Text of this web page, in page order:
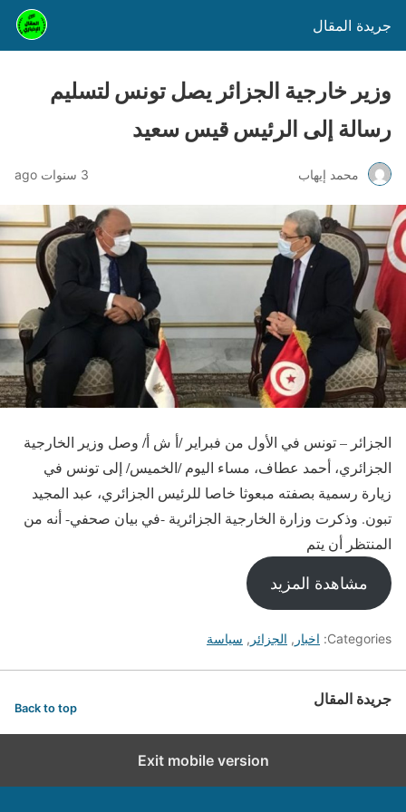
جريدة المقال
وزير خارجية الجزائر يصل تونس لتسليم
رسالة إلى الرئيس قيس سعيد
محمد إيهاب 3 سنوات ago
الجزائر – تونس في الأول من فبراير /أ ش أ/ وصل وزير الخارجية
الجزائري، أحمد عطاف، مساء اليوم /الخميس/ إلى تونس في
زيارة رسمية بصفته مبعوثا خاصا للرئيس الجزائري، عبد المجيد
تبون. وذكرت وزارة الخارجية الجزائرية -في بيان صحفي- أنه من
المنتظر أن يتم
مشاهدة المزيد
Categories: اخبار , الجزائر , سياسة
جريدة المقال Back to top
Exit mobile version